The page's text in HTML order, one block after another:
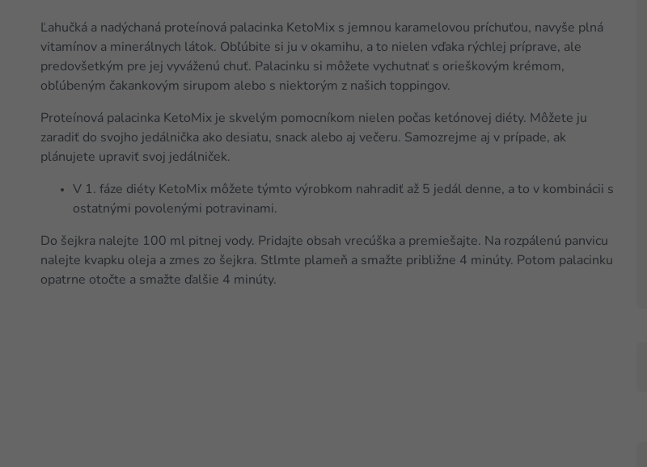
Ľahučká a nadýchaná proteínová palacinka KetoMix s jemnou karamelovou príchuťou, navyše plná
vitamínov a minerálnych látok. Obľúbite si ju v okamihu, a to nielen vďaka rýchlej príprave, ale
predovšetkým pre jej vyváženú chuť. Palacinku si môžete vychutnať s orieškovým krémom,
obľúbeným čakankovým sirupom alebo s niektorým z našich toppingov.
Proteínová palacinka KetoMix je skvelým pomocníkom nielen počas ketónovej diéty. Môžete ju
zaradiť do svojho jedálnička ako desiatu, snack alebo aj večeru. Samozrejme aj v prípade, ak
plánujete upraviť svoj jedálniček.
V 1. fáze diéty KetoMix môžete týmto výrobkom nahradiť až 5 jedál denne, a to v kombinácii s
ostatnými povolenými potravinami.
Do šejkra nalejte 100 ml pitnej vody. Pridajte obsah vrecúška a premiešajte. Na rozpálenú panvicu
nalejte kvapku oleja a zmes zo šejkra. Stlmte plameň a smažte približne 4 minúty. Potom palacinku
opatrne otočte a smažte ďalšie 4 minúty.